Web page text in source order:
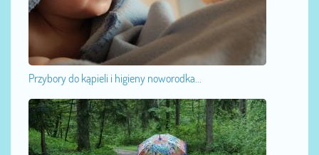
Przybory do kąpieli i higieny noworodka...